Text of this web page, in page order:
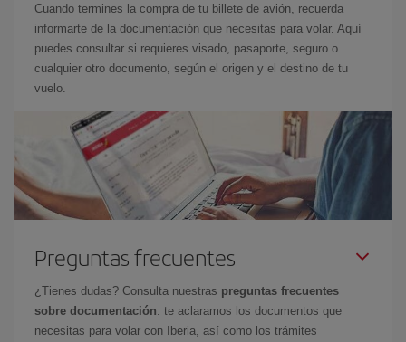
Cuando termines la compra de tu billete de avión, recuerda
informarte de la documentación que necesitas para volar. Aquí
puedes consultar si requieres visado, pasaporte, seguro o
cualquier otro documento, según el origen y el destino de tu
vuelo.
Preguntas frecuentes
¿Tienes dudas? Consulta nuestras preguntas frecuentes
sobre documentación: te aclaramos los documentos que
necesitas para volar con Iberia, así como los trámites